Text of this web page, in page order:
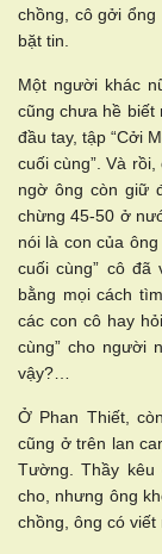
chồng, cô gởi ổng
bặt tin.
Một người khác
cũng chưa hề biết
đầu tay, tập “Cởi
cuối cùng”. Và
ngờ ông còn giữ
chừng 45-50 ở
nói là con của
cuối cùng” cô
bằng mọi cách
các con cô hay
cùng” cho người
vậy?…
Ở Phan Thiết,
cũng ở trên lan
Tường. Thầy
cho, nhưng ông
chồng, ông có